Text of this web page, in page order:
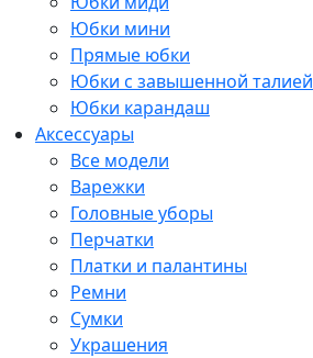
Юбки мини
Прямые юбки
Юбки с завышенной талией
Юбки карандаш
Аксессуары
Все модели
Варежки
Головные уборы
Перчатки
Платки и палантины
Ремни
Сумки
Украшения